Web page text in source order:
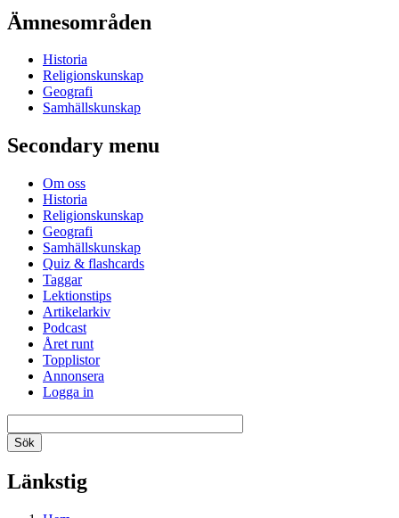
Ämnesområden
Historia
Religionskunskap
Geografi
Samhällskunskap
Secondary menu
Om oss
Historia
Religionskunskap
Geografi
Samhällskunskap
Quiz & flashcards
Taggar
Lektionstips
Artikelarkiv
Podcast
Året runt
Topplistor
Annonsera
Logga in
Länkstig